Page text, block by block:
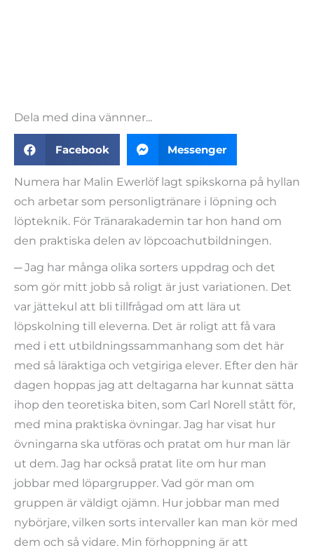
Dela med dina vännner...
Facebook Messenger
Numera har Malin Ewerlöf lagt spikskorna på hyllan
och arbetar som personligtränare i löpning och
löpteknik. För Tränarakademin tar hon hand om
den praktiska delen av löpcoachutbildningen.
─ Jag har många olika sorters uppdrag och det
som gör mitt jobb så roligt är just variationen. Det
var jättekul att bli tillfrågad om att lära ut
löpskolning till eleverna. Det är roligt att få vara
med i ett utbildningssammanhang som det här
med så läraktiga och vetgiriga elever. Efter den här
dagen hoppas jag att deltagarna har kunnat sätta
ihop den teoretiska biten, som Carl Norell stått för,
med mina praktiska övningar. Jag har visat hur
övningarna ska utföras och pratat om hur man lär
ut dem. Jag har också pratat lite om hur man
jobbar med löpargrupper. Vad gör man om
gruppen är väldigt ojämn. Hur jobbar man med
nybörjare, vilken sorts intervaller kan man kör med
dem och så vidare. Min förhoppning är att